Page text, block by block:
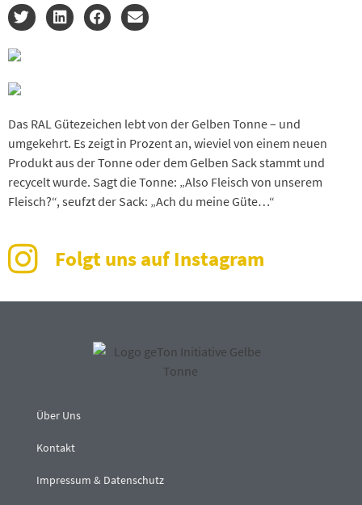
Das RAL Gütezeichen lebt von der Gelben Tonne – und
umgekehrt. Es zeigt in Prozent an, wieviel von einem neuen
Produkt aus der Tonne oder dem Gelben Sack stammt und
recycelt wurde. Sagt die Tonne: „Also Fleisch von unserem
Fleisch?“, seufzt der Sack: „Ach du meine Güte…“
Folgt uns auf Instagram
Über Uns
Kontakt
Impressum & Datenschutz